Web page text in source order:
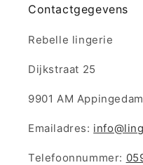
Contactgegevens
Rebelle lingerie
Dijkstraat 25
9901 AM Appingedam
Emailadres:
Telefoonnummer: